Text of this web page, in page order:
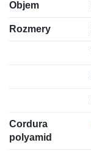
Objem
Rozmery
Cordura
polyamid